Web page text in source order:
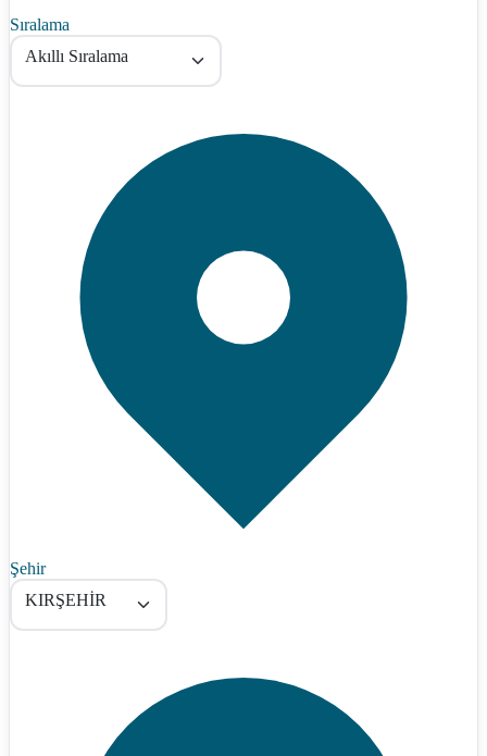
Sıralama
Akıllı Sıralama
Şehir
KIRŞEHİR